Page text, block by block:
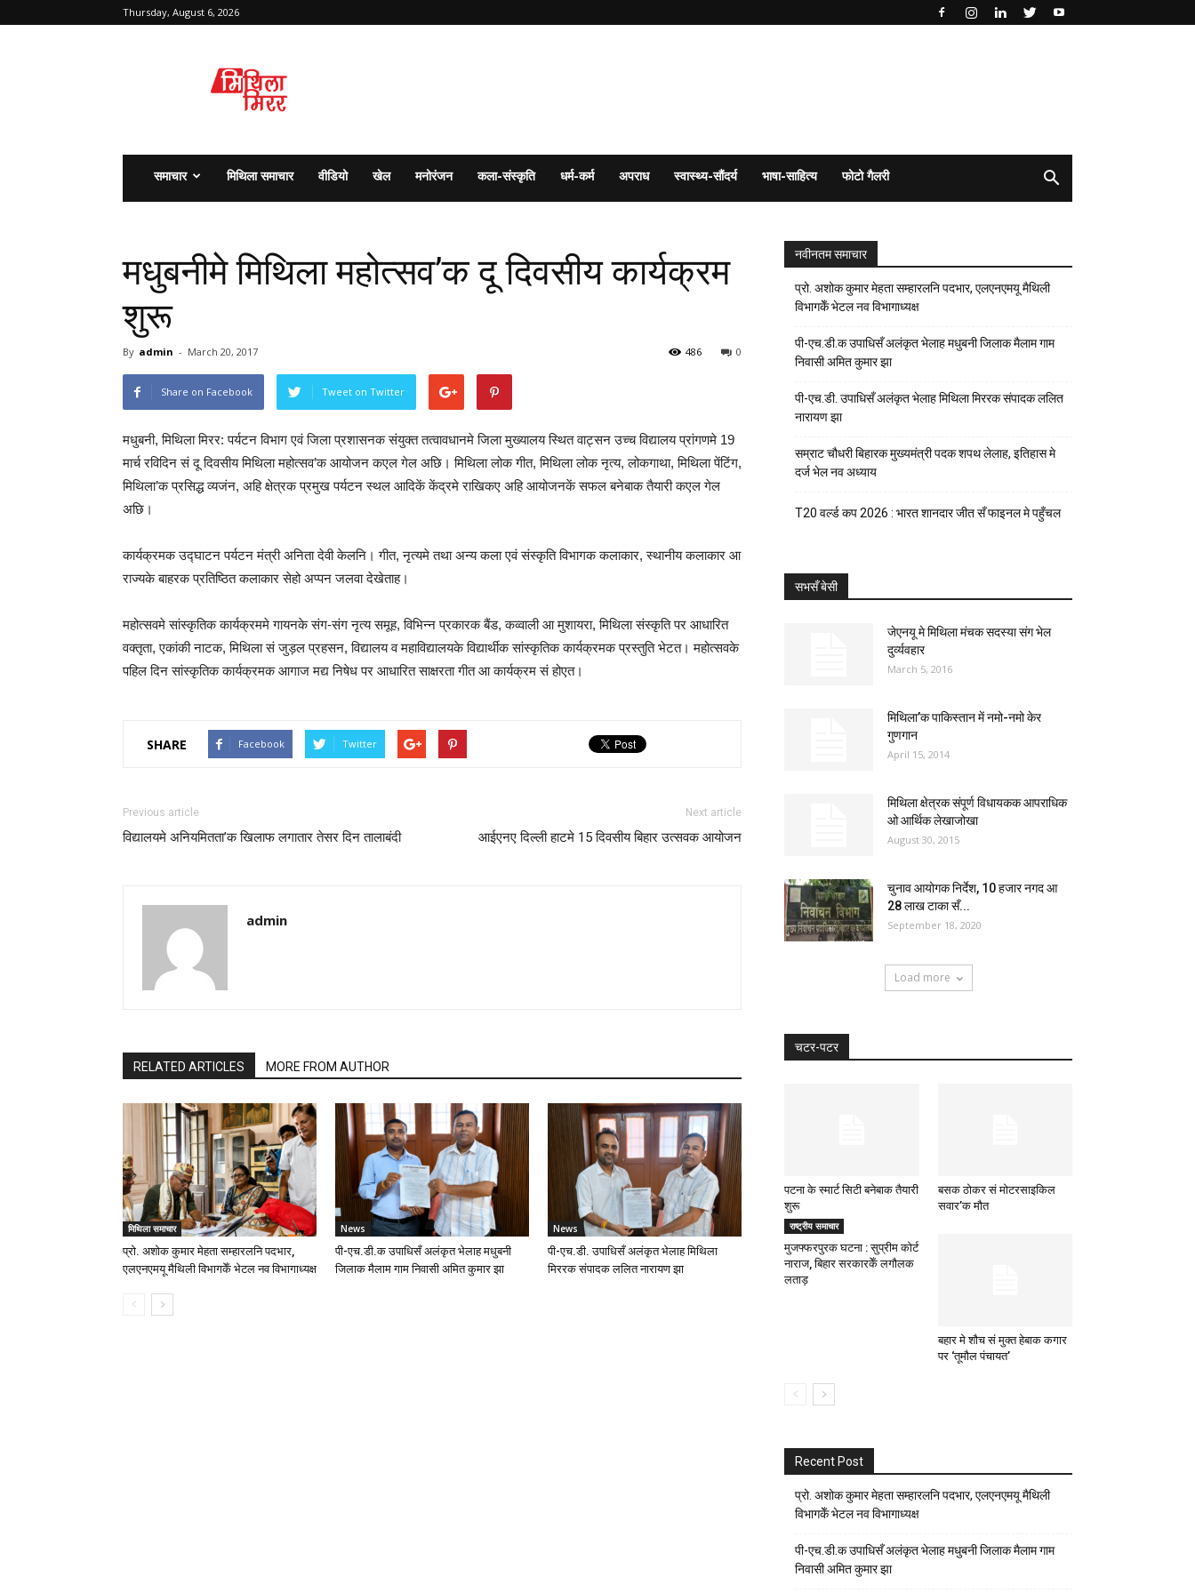
Thursday, August 6, 2026
समाचार मिथिला समाचार वीडियो खेल मनोरंजन कला-संस्कृति धर्म-कर्म अपराध स्वास्थ्य-सौंदर्य भाषा-साहित्य फोटो गैलरी
मधुबनीमे मिथिला महोत्सव’क दू दिवसीय कार्यक्रम
शुरू
By admin - March 20, 2017 0
486
Share on Facebook Tweet on Twitter
मधुबनी, मिथिला मिरर: पर्यटन विभाग एवं जिला प्रशासनक संयुक्त तत्वावधानमे जिला मुख्यालय स्थित वाट्सन उच्च विद्यालय प्रांगणमे 19
मार्च रविदिन सं दू दिवसीय मिथिला महोत्सव’क आयोजन कएल गेल अछि। मिथिला लोक गीत, मिथिला लोक नृत्य, लोकगाथा, मिथिला पेंटिंग,
मिथिला’क प्रसिद्ध व्यजंन, अहि क्षेत्रक प्रमुख पर्यटन स्थल आदिकें केंद्रमे राखिकए अहि आयोजनकें सफल बनेबाक तैयारी कएल गेल
अछि।
कार्यक्रमक उद्घाटन पर्यटन मंत्री अनिता देवी केलनि। गीत, नृत्यमे तथा अन्य कला एवं संस्कृति विभागक कलाकार, स्थानीय कलाकार आ
राज्यके बाहरक प्रतिष्ठित कलाकार सेहो अप्पन जलवा देखेताह।
महोत्सवमे सांस्कृतिक कार्यक्रममे गायनके संग-संग नृत्य समूह, विभिन्न प्रकारक बैंड, कव्वाली आ मुशायरा, मिथिला संस्कृति पर आधारित
वक्तृता, एकांकी नाटक, मिथिला सं जुड़ल प्रहसन, विद्यालय व महाविद्यालयके विद्यार्थीक सांस्कृतिक कार्यक्रमक प्रस्तुति भेटत। महोत्सवके
पहिल दिन सांस्कृतिक कार्यक्रमक आगाज मद्य निषेध पर आधारित साक्षरता गीत आ कार्यक्रम सं होएत।
SHARE Facebook Twitter
Previous article
विद्यालयमे अनियमितता’क खिलाफ लगातार तेसर दिन तालाबंदी
Next article
आईएनए दिल्ली हाटमे 15 दिवसीय बिहार उत्सवक आयोजन
admin
RELATED ARTICLES MORE FROM AUTHOR
मिथिला समाचार
प्रो. अशोक कुमार मेहता सम्हारलनि पदभार,
एलएनएमयू मैथिली विभागकेँ भेटल नव विभागाध्यक्ष
News
पी-एच.डी.क उपाधिसँ अलंकृत भेलाह मधुबनी
जिलाक मैलाम गाम निवासी अमित कुमार झा
News
पी-एच.डी. उपाधिसँ अलंकृत भेलाह मिथिला
मिररक संपादक ललित नारायण झा
नवीनतम समाचार
प्रो. अशोक कुमार मेहता सम्हारलनि पदभार, एलएनएमयू मैथिली
विभागकेँ भेटल नव विभागाध्यक्ष
पी-एच.डी.क उपाधिसँ अलंकृत भेलाह मधुबनी जिलाक मैलाम गाम
निवासी अमित कुमार झा
पी-एच.डी. उपाधिसँ अलंकृत भेलाह मिथिला मिररक संपादक ललित
नारायण झा
सम्राट चौधरी बिहारक मुख्यमंत्री पदक शपथ लेलाह, इतिहास मे
दर्ज भेल नव अध्याय
T20 वर्ल्ड कप 2026 : भारत शानदार जीत सँ फाइनल मे पहुँचल
सभसँ बेसी
जेएनयू मे मिथिला मंचक सदस्या संग भेल
दुर्व्यवहार
March 5, 2016
मिथिला’क पाकिस्तान में नमो-नमो केर
गुणगान
April 15, 2014
मिथिला क्षेत्रक संपूर्ण विधायकक आपराधिक
ओ आर्थिक लेखाजोखा
August 30, 2015
चुनाव आयोगक निर्देश, 10 हजार नगद आ
28 लाख टाका सँ...
September 18, 2020
Load more
चटर-पटर
पटना के स्मार्ट सिटी बनेबाक तैयारी
शुरू
बसक ठोकर सं मोटरसाइकिल
सवार’क मौत
राष्ट्रीय समाचार
मुजफ्फरपुरक घटना : सुप्रीम कोर्ट
नाराज, बिहार सरकारकेँ लगौलक
लताड़
बहार मे शौच सं मुक्त हेबाक कगार
पर ‘तूमौल पंचायत’
Recent Post
प्रो. अशोक कुमार मेहता सम्हारलनि पदभार, एलएनएमयू मैथिली
विभागकेँ भेटल नव विभागाध्यक्ष
पी-एच.डी.क उपाधिसँ अलंकृत भेलाह मधुबनी जिलाक मैलाम गाम
निवासी अमित कुमार झा